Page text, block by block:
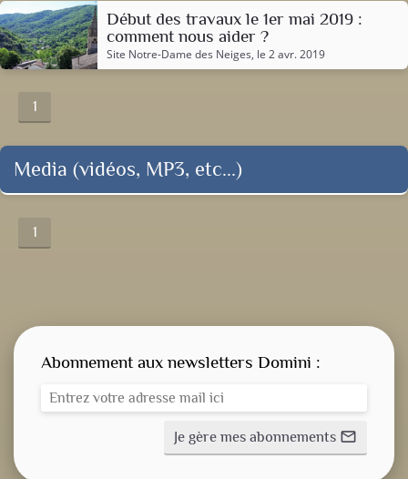
Début des travaux le 1er mai 2019 :
comment nous aider ?
Site Notre-Dame des Neiges, le 2 avr. 2019
1
Media (vidéos, MP3, etc...)
1
Abonnement aux newsletters Domini :
Je gère mes abonnements mail_outline